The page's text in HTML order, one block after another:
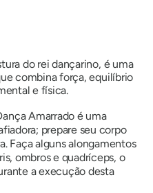
do rei dançarino, é uma
combina força, equilíbrio
e física.
Amarrado é uma
prepare seu corpo
Faça alguns alongamentos
ombros e quadríceps, o
a execução desta